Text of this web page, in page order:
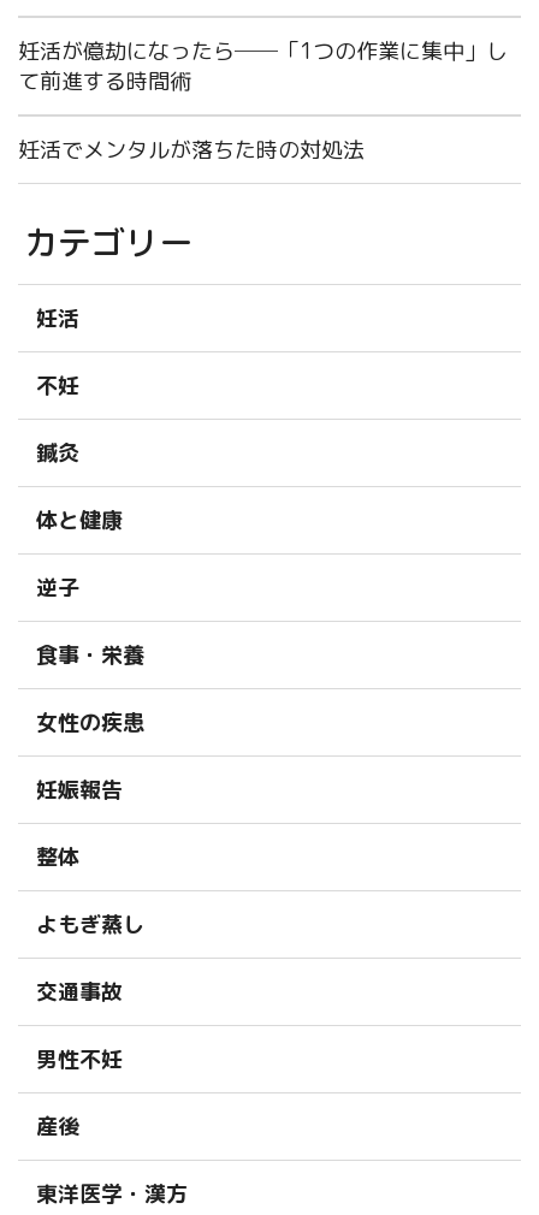
妊活が億劫になったら──「1つの作業に集中」し
て前進する時間術
妊活でメンタルが落ちた時の対処法
カテゴリー
妊活
不妊
鍼灸
体と健康
逆子
食事・栄養
女性の疾患
妊娠報告
整体
よもぎ蒸し
交通事故
男性不妊
産後
東洋医学・漢方